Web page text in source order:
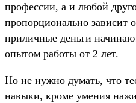
профессии, а и любой
пропорционально зависит
приличные деньги
опытом работы от 2 лет.
Но не нужно думать, что
навыки, кроме умения